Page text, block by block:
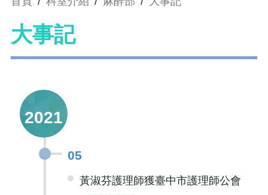
大事記
2021
05
黃淑芬護理師獲臺中市護理師公會